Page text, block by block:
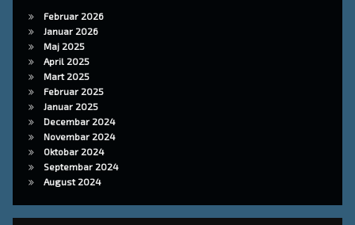
Februar 2026
Januar 2026
Maj 2025
April 2025
Mart 2025
Februar 2025
Januar 2025
Decembar 2024
Novembar 2024
Oktobar 2024
Septembar 2024
August 2024